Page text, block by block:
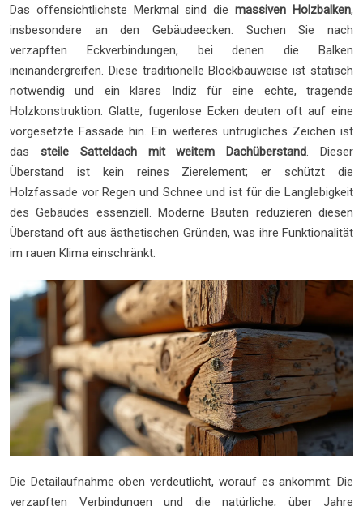
Das offensichtlichste Merkmal sind diemassiven Holzbalken,
insbesondere an den Gebäudeecken. Suchen Sie nach
verzapften Eckverbindungen, bei denen die Balken
ineinandergreifen. Diese traditionelle Blockbauweise ist statisch
notwendig und ein klares Indiz für eine echte, tragende
Holzkonstruktion. Glatte, fugenlose Ecken deuten oft auf eine
vorgesetzte Fassade hin. Ein weiteres untrügliches Zeichen ist
das steile Satteldach mit weitem Dachüberstand. Dieser
Überstand ist kein reines Zierelement; er schützt die
Holzfassade vor Regen und Schnee und ist für die Langlebigkeit
des Gebäudes essenziell. Moderne Bauten reduzieren diesen
Überstand oft aus ästhetischen Gründen, was ihre Funktionalität
im rauen Klima einschränkt.
Die Detailaufnahme oben verdeutlicht, worauf es ankommt: Die
verzapften Verbindungen und die natürliche, über Jahre